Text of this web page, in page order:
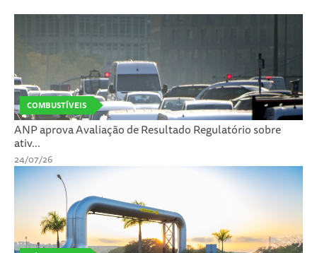
COMBUSTÍVEIS
ANP aprova Avaliação de Resultado Regulatório sobre
ativ...
24/07/26